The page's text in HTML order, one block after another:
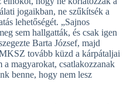
jogaikban, ne szűkítsék a
lehetőségét. „Sajnos
sem hallgatták, és csak igen
Barta József, majd
tovább küzd a kárpátaljai
magyarokat, csatlakozzanak
benne, hogy nem lesz